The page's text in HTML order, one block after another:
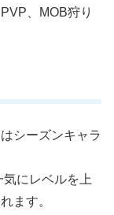
、MOB狩り
シーズンキャラ
にレベルを上
ます。